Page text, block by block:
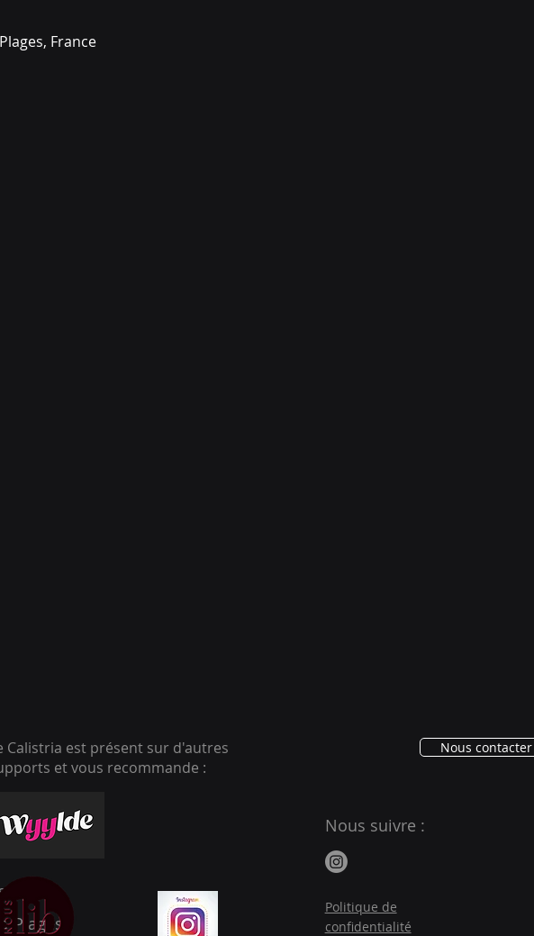
France
Plages
Calistria est présent sur d'autres
et vous recommande :
Nous suivre :
Politique de
confidentialité
Nous